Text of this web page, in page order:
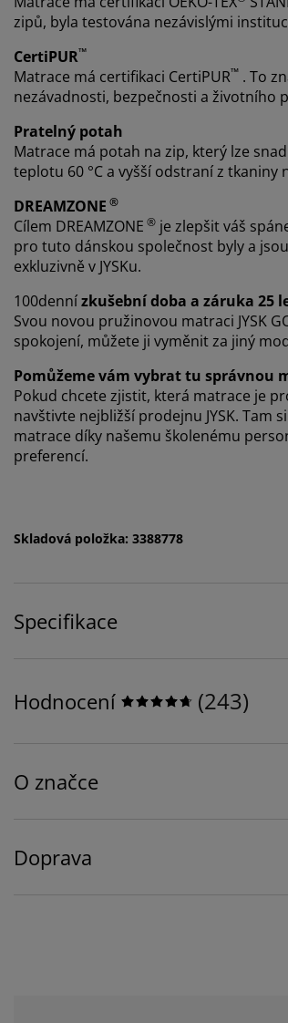
zipů, byla testována nezávislými
CertiPUR™
Matrace má certifikaci CertiPUR™ . To
nezávadnosti, bezpečnosti a životního
Pratelný potah
Matrace má potah na zip, který lze
teplotu 60 °C a vyšší odstraní z tkaniny
DREAMZONE ®
Cílem DREAMZONE ® je zlepšit váš
pro tuto dánskou společnost byly a
exkluzivně v JYSKu.
100dennízkušební doba a záruka 25
Svou novou pružinovou matraci JYSK
spokojení, můžete ji vyměnit za jiný
Pomůžeme vám vybrat tu správnou
Pokud chcete zjistit, která matrace je
navštivte nejbližší prodejnu JYSK.
matrace díky našemu školenému
preferencí.
Skladová položka: 3388778
Specifikace
Hodnocení (243)
O značce
Doprava